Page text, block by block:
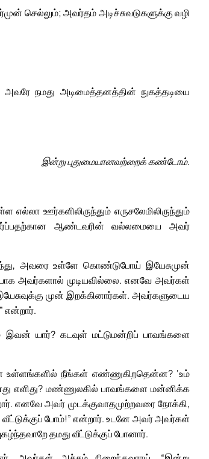
செல்லும்; அவர்தம் அடிச்சுவடுகளுக்கு வழி
நமது அடிமைத்தனத்தின் நுகத்தடியை
இன்று புதுமையானவற்றைக் கண்டோம்.
எல்லா ஊர்களிலிருந்தும் எருசலேமிலிருந்தும்
தீர்ப்பதற்கான ஆண்டவரின் வல்லமையை அவர்
வந்து, அவரை உள்ளே கொண்டுபோய் இயேசுமுன்
அவர்களால் முடியவில்லை. எனவே அவர்கள்
முன் இறக்கினார்கள். அவர்களுடைய
என்றார்.
இவன் யார்? கடவுள் மட்டுமன்றிப் பாவங்களை
நீங்கள் எண்ணுகிறதென்ன? ‘உம்
எளிது? மண்ணுலகில் பாவங்களை மன்னிக்க
எனவே அவர் முடக்குவாதமுற்றவரை நோக்கி,
வீட்டுக்குப் போம்!” என்றார். உடனே அவர் அவர்கள்
தமது வீட்டுக்குப் போனார்.